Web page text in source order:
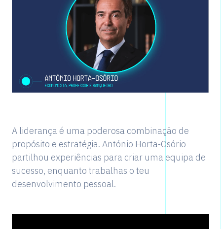
A liderança é uma poderosa combinação de
propósito e estratégia. António Horta-Osório
partilhou experiências para criar uma equipa de
sucesso, enquanto trabalhas o teu
desenvolvimento pessoal.